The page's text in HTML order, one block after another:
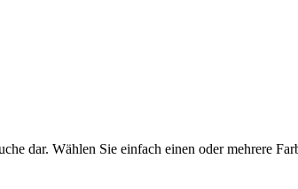
dar. Wählen Sie einfach einen oder mehrere